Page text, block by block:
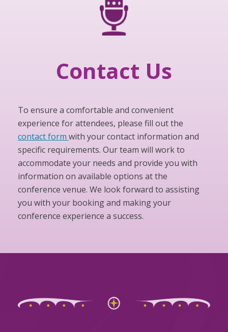
Contact Us
To ensure a comfortable and convenient
experience for attendees, please fill out the
contact form with your contact information and
specific requirements. Our team will work to
accommodate your needs and provide you with
information on available options at the
conference venue. We look forward to assisting
you with your booking and making your
conference experience a success.